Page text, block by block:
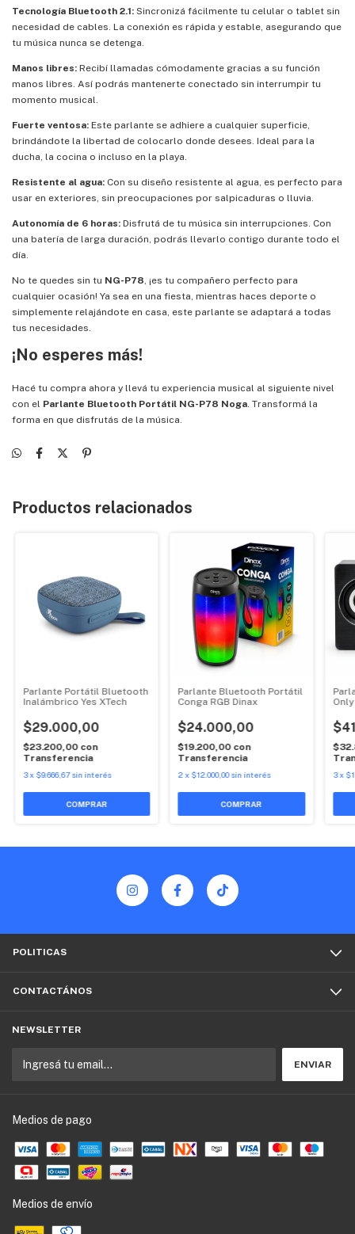
Tecnología Bluetooth 2.1: Sincronizá fácilmente tu celular o tablet sin
necesidad de cables. La conexión es rápida y estable, asegurando que
tu música nunca se detenga.
Manos libres: Recibí llamadas cómodamente gracias a su función
manos libres. Así podrás mantenerte conectado sin interrumpir tu
momento musical.
Fuerte ventosa: Este parlante se adhiere a cualquier superficie,
brindándote la libertad de colocarlo donde desees. Ideal para la
ducha, la cocina o incluso en la playa.
Resistente al agua: Con su diseño resistente al agua, es perfecto para
usar en exteriores, sin preocupaciones por salpicaduras o lluvia.
Autonomía de 6 horas: Disfrutá de tu música sin interrupciones. Con
una batería de larga duración, podrás llevarlo contigo durante todo el
día.
No te quedes sin tu NG-P78, ¡es tu compañero perfecto para
cualquier ocasión! Ya sea en una fiesta, mientras haces deporte o
simplemente relajándote en casa, este parlante se adaptará a todas
tus necesidades.
¡No esperes más!
Hacé tu compra ahora y llevá tu experiencia musical al siguiente nivel
con el Parlante Bluetooth Portátil NG-P78 Noga. Transformá la
forma en que disfrutás de la música.
Productos relacionados
Parlante Portátil Bluetooth
Inalámbrico Yes XTech
$29.000,00
$23.200,00 con
Transferencia
3x $9.666,67 sin interés
Parlante Bluetooth Portátil
Conga RGB Dinax
$24.000,00
$19.200,00 con
Transferencia
2 x $12.000,00 sin interés
Only
3x
POLITICAS
CONTACTÁNOS
NEWSLETTER
Medios de pago
Medios de envío